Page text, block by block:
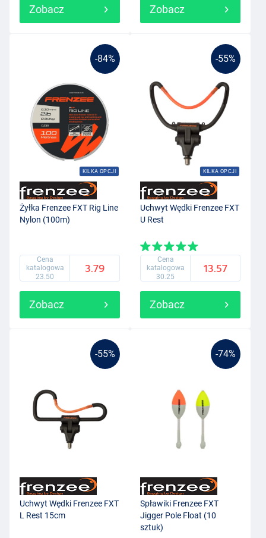
Zobacz Zobacz
-84%
KILKA OPCJI
Żyłka Frenzee FXT Rig Line
Nylon (100m)
Cena
katalogowa
23.50
3.79
Zobacz
-55%
KILKA OPCJI
Uchwyt Wędki Frenzee FXT
U Rest
Cena
katalogowa
30.25
13.57
Zobacz
-55%
Uchwyt Wędki Frenzee FXT
L Rest 15cm
-74%
Spławiki Frenzee FXT
Jigger Pole Float (10
sztuk)